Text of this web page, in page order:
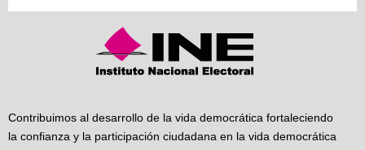
Contribuimos al desarrollo de la vida democrática fortaleciendo
la confianza y la participación ciudadana en la vida democrática